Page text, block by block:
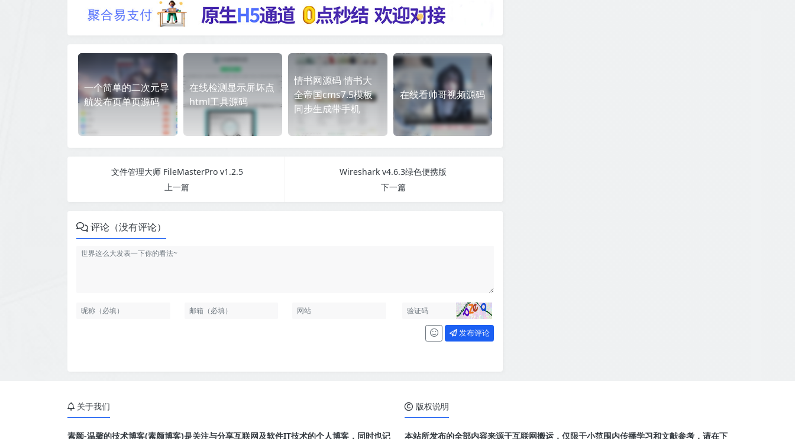
一个简单的二次元导
航发布页单页源码
在线检测显示屏坏点
html工具源码
情书网源码 情书大
全帝国cms7.5模板
同步生成带手机
在线看帅哥视频源码
文件管理大师 FileMasterPro v1.2.5
上一篇
Wireshark v4.6.3绿色便携版
下一篇
评论（没有评论）
发布评论
关于我们
素颜-温馨的技术博客(素颜博客)是关注与分享互联网及软件IT技术的个人博客，同时也记
版权说明
本站所发布的全部内容来源于互联网搬运，仅限于小范围内传播学习和文献参考，请在下